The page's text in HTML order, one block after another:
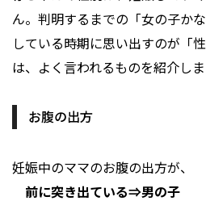
ん。判明するまでの「女の子か
している時期に思い出すのが「
は、よく言われるものを紹介しま
お腹の出方
妊娠中のママのお腹の出方が、
前に突き出ている⇒男の子